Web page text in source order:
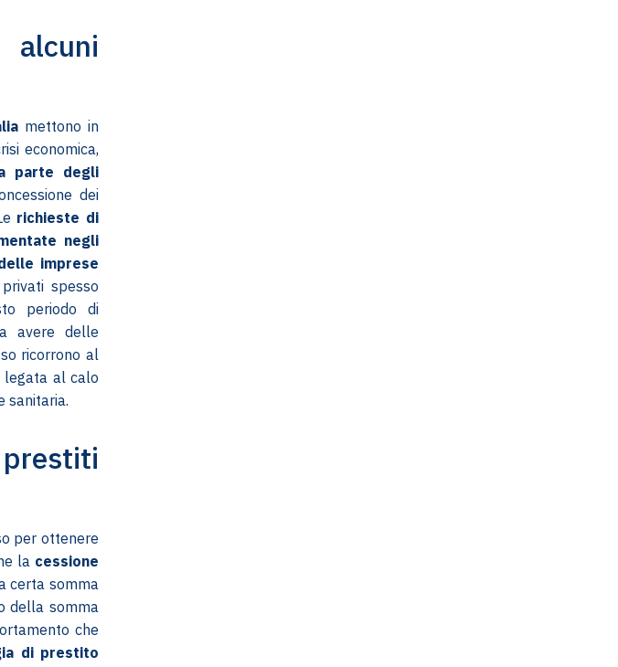
mettono in
economica,
parte degli
dei
richieste di
negli
imprese
spesso
periodo di
avere delle
ricorrono al
legata al calo
sanitaria.
per ottenere
la cessione
certa somma
della somma
che
di prestito